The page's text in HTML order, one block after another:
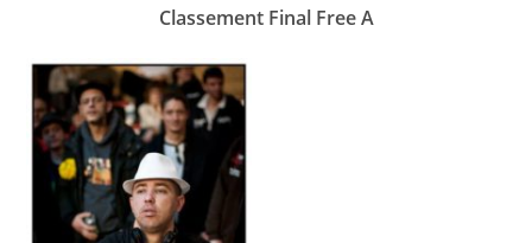
Classement Final Free A